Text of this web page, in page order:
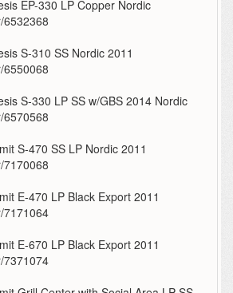
EP-330 LP Copper Nordic
6532368
S-310 SS Nordic 2011
6550068
S-330 LP SS w/GBS 2014 Nordic
6570568
S-470 SS LP Nordic 2011
7170068
E-470 LP Black Export 2011
7171064
E-670 LP Black Export 2011
7371074